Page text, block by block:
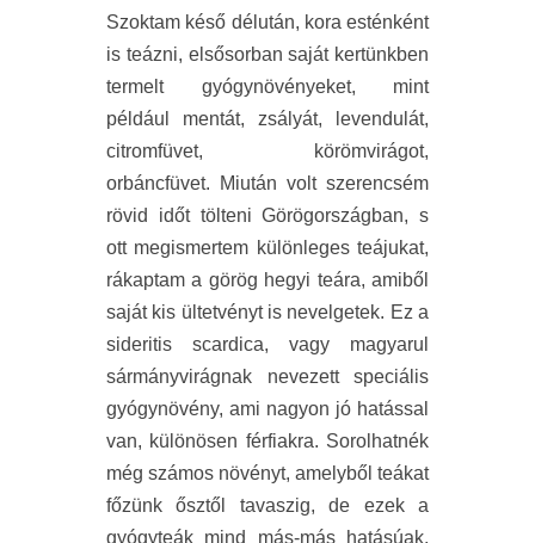
Szoktam késő délután, kora esténként
is teázni, elsősorban saját kertünkben
termelt gyógynövényeket, mint
például mentát, zsályát, levendulát,
citromfüvet, körömvirágot,
orbáncfüvet. Miután volt szerencsém
rövid időt tölteni Görögországban, s
ott megismertem különleges teájukat,
rákaptam a görög hegyi teára, amiből
saját kis ültetvényt is nevelgetek. Ez a
sideritis scardica, vagy magyarul
sármányvirágnak nevezett speciális
gyógynövény, ami nagyon jó hatással
van, különösen férfiakra. Sorolhatnék
még számos növényt, amelyből teákat
főzünk ősztől tavaszig, de ezek a
gyógyteák mind más-más hatásúak,